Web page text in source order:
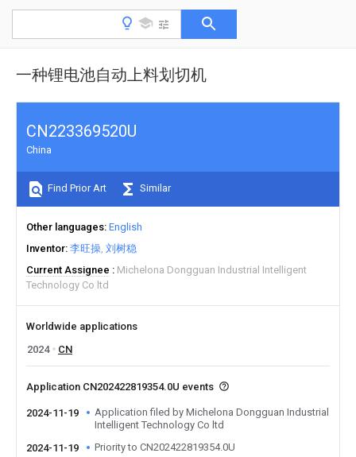
一种锂电池自动上料划切机
CN223369520U
China
Find Prior Art Similar
Other languages English
Inventor 李旺操 刘树稳
Current Assignee
Michelona Dongguan Industrial Intelligent
Technology Co ltd
Worldwide applications
2024
CN
Application CN202422819354.0U events
2024-11-19
Application filed by Michelona Dongguan Industrial
Intelligent Technology Co ltd
2024-11-19
Priority to CN202422819354.0U